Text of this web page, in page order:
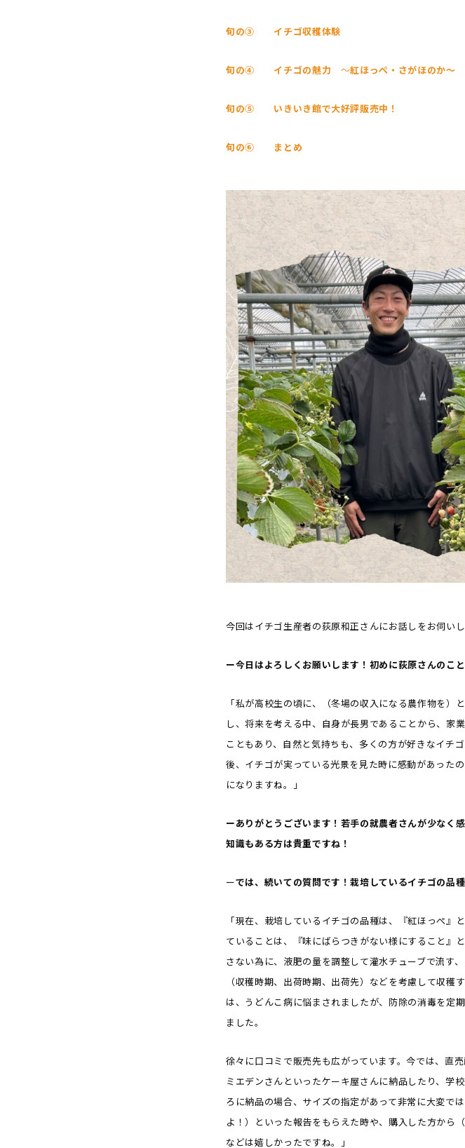
旬の③ イチゴ収穫体験
旬の④ イチゴの魅力 ～紅ほっぺ・さがほのか～
旬の⑤ いきいき館で大好評販売中！
旬の⑥ まとめ
今回はイチゴ生産者の荻原和正さんにお話しをお伺いし
ー今日はよろしくお願いします！初めに荻原さんのこと
「私が高校生の頃に、（冬場の収入になる農作物を
し、将来を考える中、自身が長男であることから、家
こともあり、自然と気持ちも、多くの方が好きなイチ
後、イチゴが実っている光景を見た時に感動があった
になりますね。」
ーありがとうございます！若手の就農者さんが少なく
知識もある方は貴重ですね！
ーでは、続いての質問です！栽培しているイチゴの品
「現在、栽培しているイチゴの品種は、『紅ほっぺ
ていることは、『味にばらつきがない様にすること』
さない為に、液肥の量を調整して灌水チューブで流す
（収穫時期、出荷時期、出荷先）などを考慮して収
は、うどんこ病に悩まされましたが、防除の消毒を定
ました。
徐々に口コミで販売先も広がっています。今では、直
ミエデンさんといったケーキ屋さんに納品したり、学
ろに納品の場合、サイズの指定があって非常に大変で
よ！）といった報告をもらえた時や、購入した方から
などは嬉しかったですね。」